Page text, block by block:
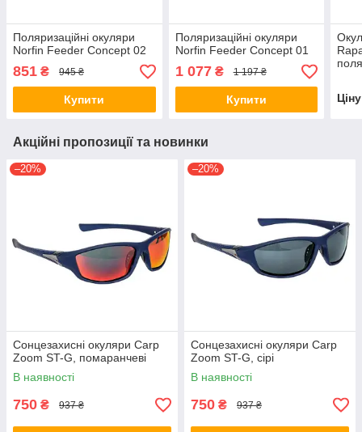
Поляризаційні окуляри
Norfin Feeder Concept 02
851 ₴ 945 ₴
Купити
Поляризаційні окуляри
Norfin Feeder Concept 01
1 077₴ 1 197 ₴
Купити
Акційні пропозиції та новинки
–20%
Сонцезахисні окуляри Carp
Zoom ST-G, помаранчеві
В наявності
750 ₴ 937 ₴
–20%
Сонцезахисні окуляри Carp
Zoom ST-G, сірі
В наявності
750 ₴ 937 ₴